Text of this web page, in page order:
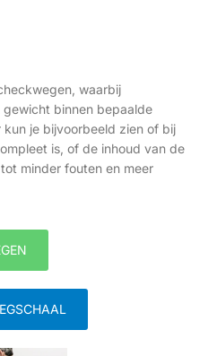
waarbij
binnen bepaalde
je bijvoorbeeld zien of bij
is, of de inhoud van de
minder fouten en meer